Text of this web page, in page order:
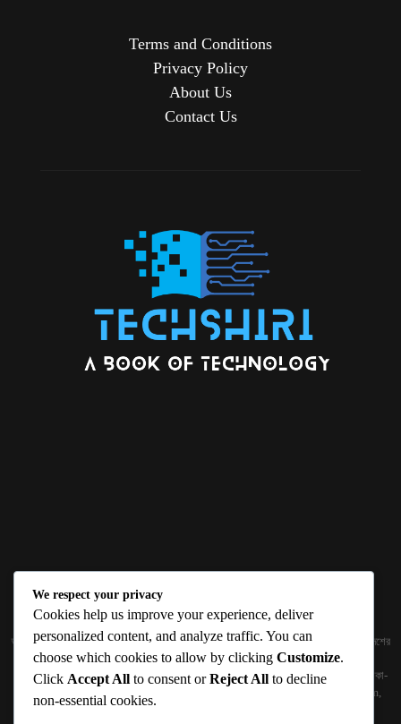
Terms and Conditions
Privacy Policy
About Us
Contact Us
ABOUT US
জ্ঞান বিজ্ঞানের উৎকর্ষ আমাদের প্রভাবিত করে। আলোকিত করে। সেই আলো কে ধারণ কর দেশ ও বিদেশের
তথ্যপ্রযুক্তির অতিসাম্প্রতিক খবরাখবর পাঠকের হাতের মুঠোয় দিতে চায় টেকসিঁড়ি ডট কম।
প্রকাশক ও নির্বাহী সম্পাদকঃ সামিউল হক সুমন ১৮৮/১ (২য় তলা), ইনার সার্কুলার রোড, আরামবাগ, ঢাকা-
১০০০ মোবাইলঃ 01511759094, 01511759095 ইমেইলঃ
techshiribd@gmail.com,
info@techshiri.com
We respect your privacy
Cookies help us improve your experience, deliver
personalized content, and analyze traffic. You can
choose which cookies to allow by clicking Customize.
Click Accept All to consent orReject All to decline
non-essential cookies.